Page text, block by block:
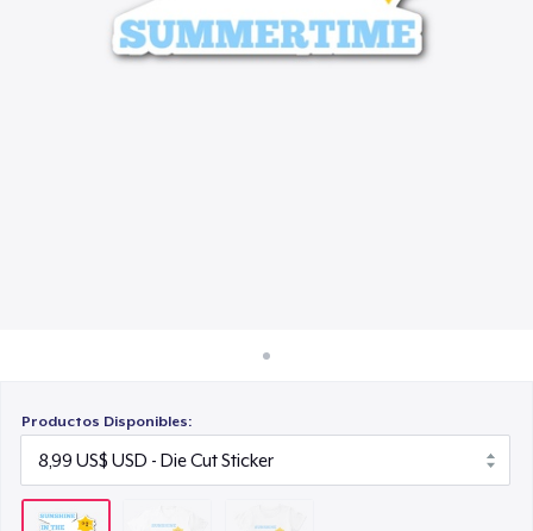
Venda en todas partes
Productos Disponibles:
25,99 US$